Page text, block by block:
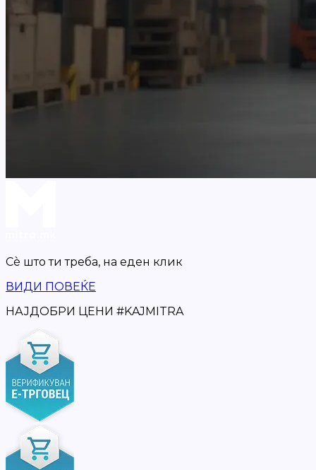
Сè што ти треба, на еден клик
ВИДИ ПОВЕЌЕ
НАЈДОБРИ ЦЕНИ #KAJMITRA